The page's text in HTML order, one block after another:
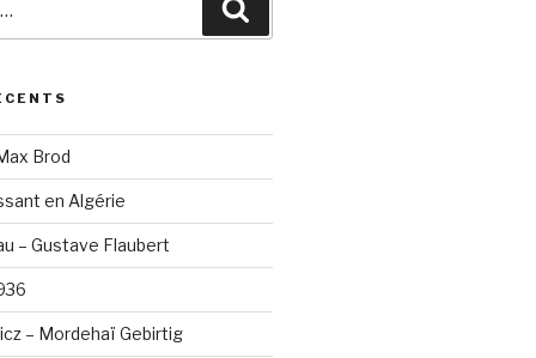
Brod
en Algérie
– Gustave Flaubert
– Mordehaï Gebirtig